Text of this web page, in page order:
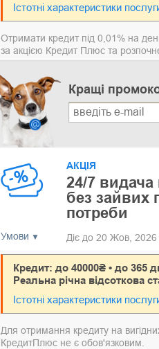
Істотні характеристики
Отримати кредит під 0,01% на
за акцією Кредит Плюс та
Кращі
Умови
АКЦІЯ
24/7 видача
без зайвих
потреби
Діє до 20 Жов, 2026
Кредит: до 40000₴ • до 365
Реальна річна відсоткова
Істотні характеристики
Для отримання кредиту на
КредитПлюс не є обов'язковим.